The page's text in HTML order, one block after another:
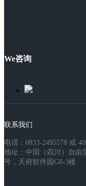
We咨询
联系我们
电话：0833-2495578 或
地址：中国（四川）自由
号，天府软件园G8-3楼